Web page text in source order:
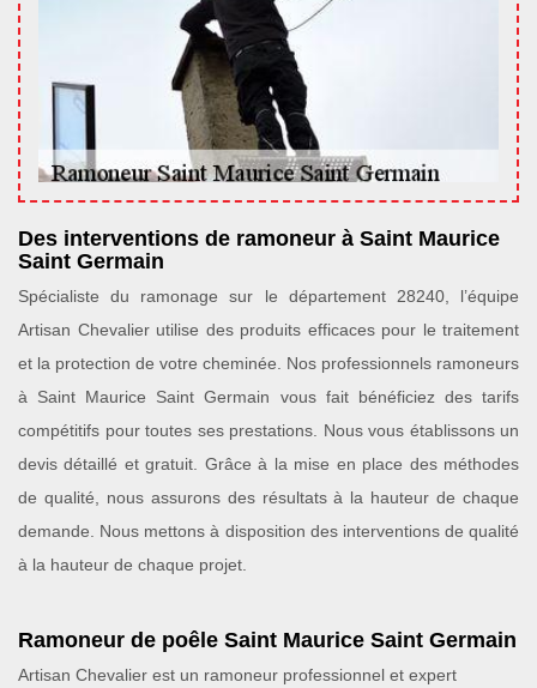
Des interventions de ramoneur à Saint Maurice
Saint Germain
Spécialiste du ramonage sur le département 28240, l’équipe
Artisan Chevalier utilise des produits efficaces pour le traitement
et la protection de votre cheminée. Nos professionnels ramoneurs
à Saint Maurice Saint Germain vous fait bénéficiez des tarifs
compétitifs pour toutes ses prestations. Nous vous établissons un
devis détaillé et gratuit. Grâce à la mise en place des méthodes
de qualité, nous assurons des résultats à la hauteur de chaque
demande. Nous mettons à disposition des interventions de qualité
à la hauteur de chaque projet.
Ramoneur de poêle Saint Maurice Saint Germain
Artisan Chevalier est un ramoneur professionnel et expert